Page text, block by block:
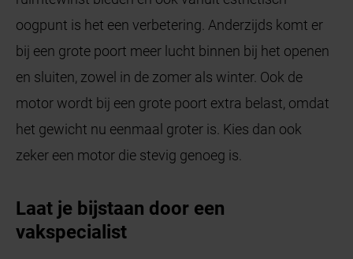
oogpunt is het een verbetering. Anderzijds komt er
bij een grote poort meer lucht binnen bij het openen
en sluiten, zowel in de zomer als winter. Ook de
motor wordt bij een grote poort extra belast, omdat
het gewicht nu eenmaal groter is. Kies dan ook
zeker een motor die stevig genoeg is.
Laat je bijstaan door een
vakspecialist